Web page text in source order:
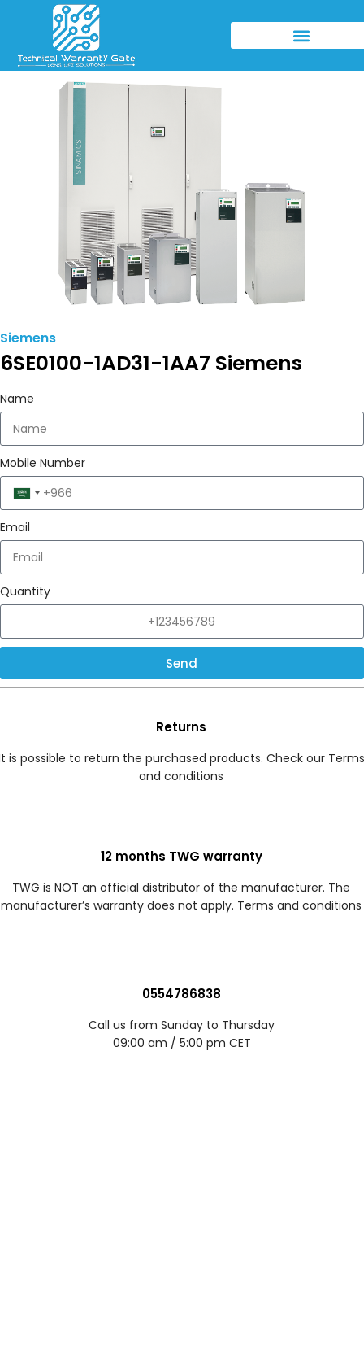
Siemens
6SE0100-1AD31-1AA7 Siemens
Name
Mobile Number
Saudi
+966
Email
Quantity
Send
Returns
is possible to return the purchased products. Check our Terms
and conditions
12 months TWG warranty
TWG is NOT an official distributor of the manufacturer. The
manufacturer’s warranty does not apply. Terms and conditions
0554786838
Call us from Sunday to Thursday
09:00 am / 5:00 pm CET